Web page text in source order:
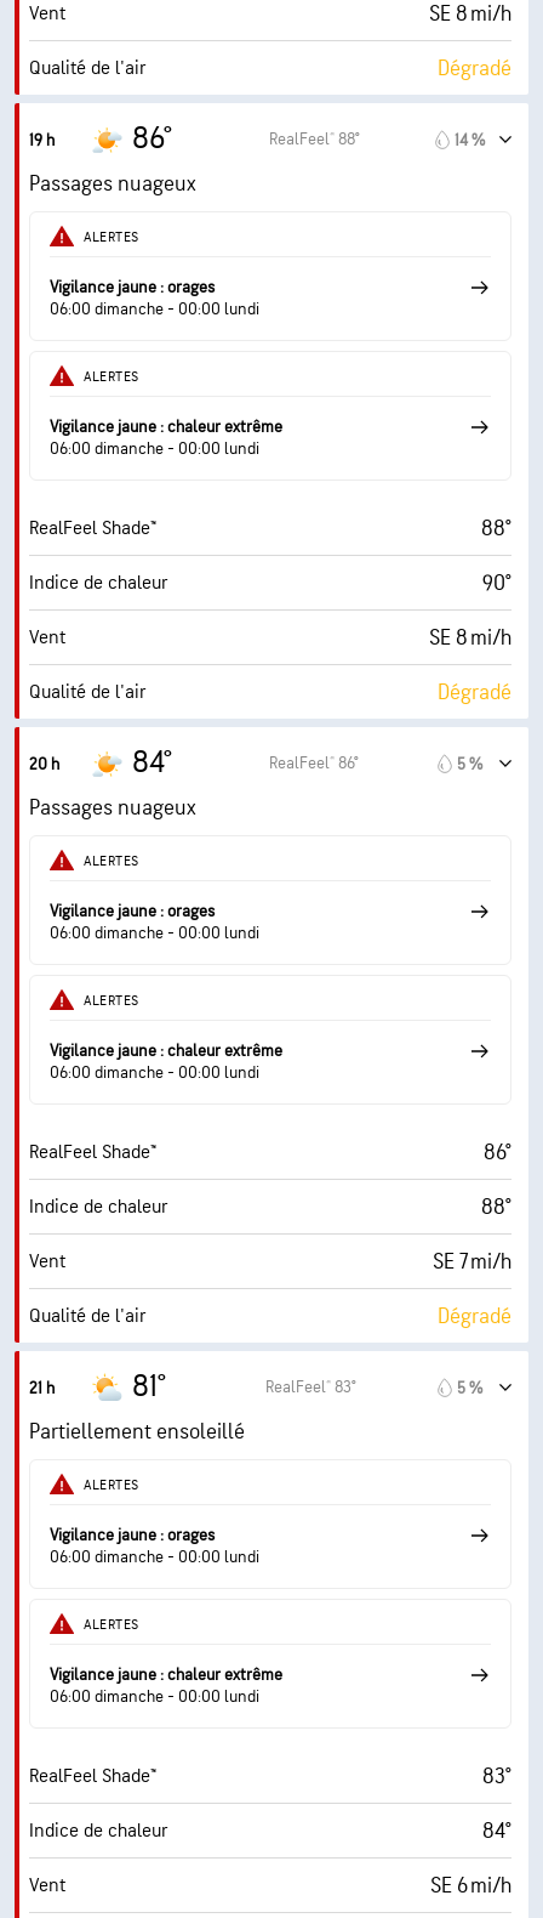
Vent SE 8 mi/h
Qualité de l'air Dégradé
Indice UV maximal
Rafales
Humidité
Point de rosée 71° F
Visibilité
19 h 86° RealFeel® 88° 14 %
Passages nuageux
ALERTES
Vigilance jaune : orages
06:00 dimanche - 00:00 lundi
ALERTES
Vigilance jaune : chaleur extrême
06:00 dimanche - 00:00 lundi
RealFeel Shade™ 88°
Indice de chaleur 90°
Vent SE 8 mi/h
Qualité de l'air Dégradé
Indice UV maximal
Rafales
Humidité
Point de rosée 68° F
Visibilité
20 h 84° RealFeel® 86° 5 %
Passages nuageux
ALERTES
Vigilance jaune : orages
06:00 dimanche - 00:00 lundi
ALERTES
Vigilance jaune : chaleur extrême
06:00 dimanche - 00:00 lundi
RealFeel Shade™ 86°
Indice de chaleur 88°
Vent SE 7 mi/h
Qualité de l'air Dégradé
Indice UV maximal
Rafales
Humidité
Point de rosée 68° F
Visibilité
21 h 81° RealFeel® 83° 5 %
Partiellement ensoleillé
ALERTES
Vigilance jaune : orages
06:00 dimanche - 00:00 lundi
ALERTES
Vigilance jaune : chaleur extrême
06:00 dimanche - 00:00 lundi
RealFeel Shade™ 83°
Indice de chaleur 84°
Vent SE 6 mi/h